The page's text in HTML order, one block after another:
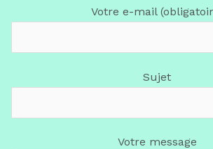
Votre e-mail
Sujet
Votre message